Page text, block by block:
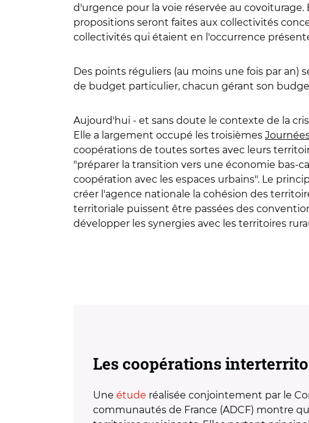
d'urgence pour la voie réservée au
propositions seront faites aux collectivités
collectivités qui étaient en l'occurrence
Des points réguliers (au moins une fois par an)
de budget particulier, chacun gérant son
Aujourd'hui - et sans doute le contexte de la
Elle a largement occupé les troisièmes
coopérations de toutes sortes avec leurs
"préparer la transition vers une économie bas-
coopération avec les espaces urbains". Le
créer l'agence nationale la cohésion des
territoriale puissent être passées des
développer les synergies avec les territoires
Les coopérations
Une étude réalisée conjointement par le
communautés de France (ADCF) montre